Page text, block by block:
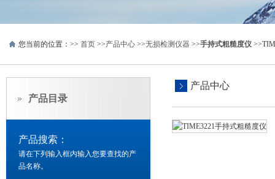
您当前的位置：>> 首页 >>产品中心 >>无损检测仪器 >>手持式粗糙度仪
产品目录
产品搜索：
请在下列输入框内输入您要查找的产
品名称。
产品中心